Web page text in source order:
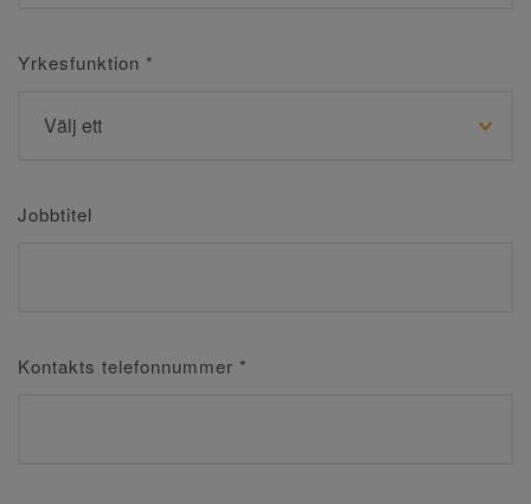
Yrkesfunktion *
Jobbtitel
Kontakts telefonnummer *